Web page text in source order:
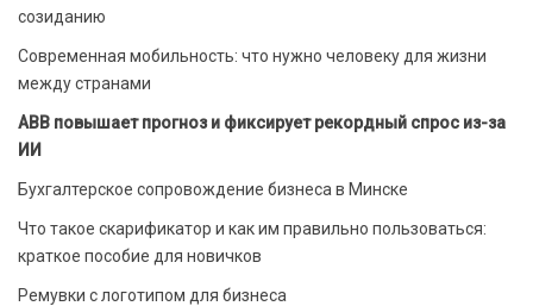
созиданию
Современная мобильность: что нужно человеку для жизни
между странами
ABB повышает прогноз и фиксирует рекордный спрос из-за
ИИ
Бухгалтерское сопровождение бизнеса в Минске
Что такое скарификатор и как им правильно пользоваться:
краткое пособие для новичков
Ремувки с логотипом для бизнеса